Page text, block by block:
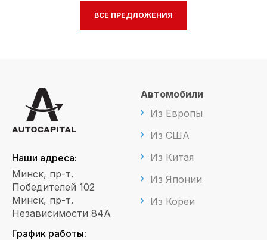
ВСЕ ПРЕДЛОЖЕНИЯ
Наши адреса:
Минск, пр-т.
Победителей 102
Минск, пр-т.
Независимости 84А
График работы:
Автомобили
Из Европы
Из США
Из Китая
Из Японии
Из Кореи